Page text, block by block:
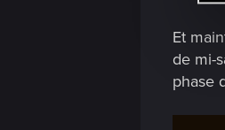
l
i
o
Et
de mi-
phase